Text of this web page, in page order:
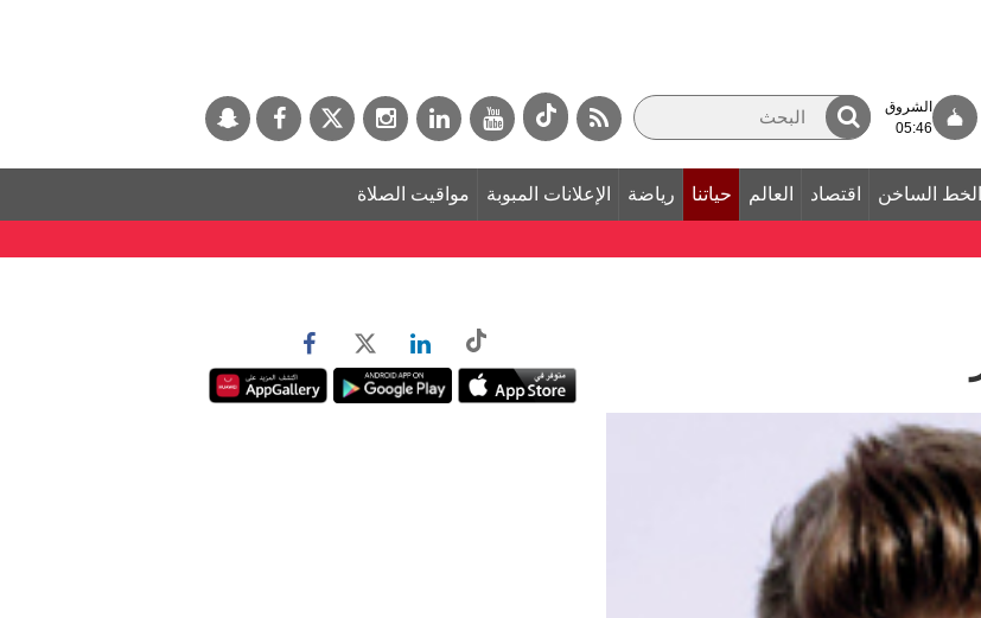
الشروق
05:46
الخط الساخن اقتصاد العالم حياتنا رياضة الإعلانات المبوبة مواقيت الصلاة